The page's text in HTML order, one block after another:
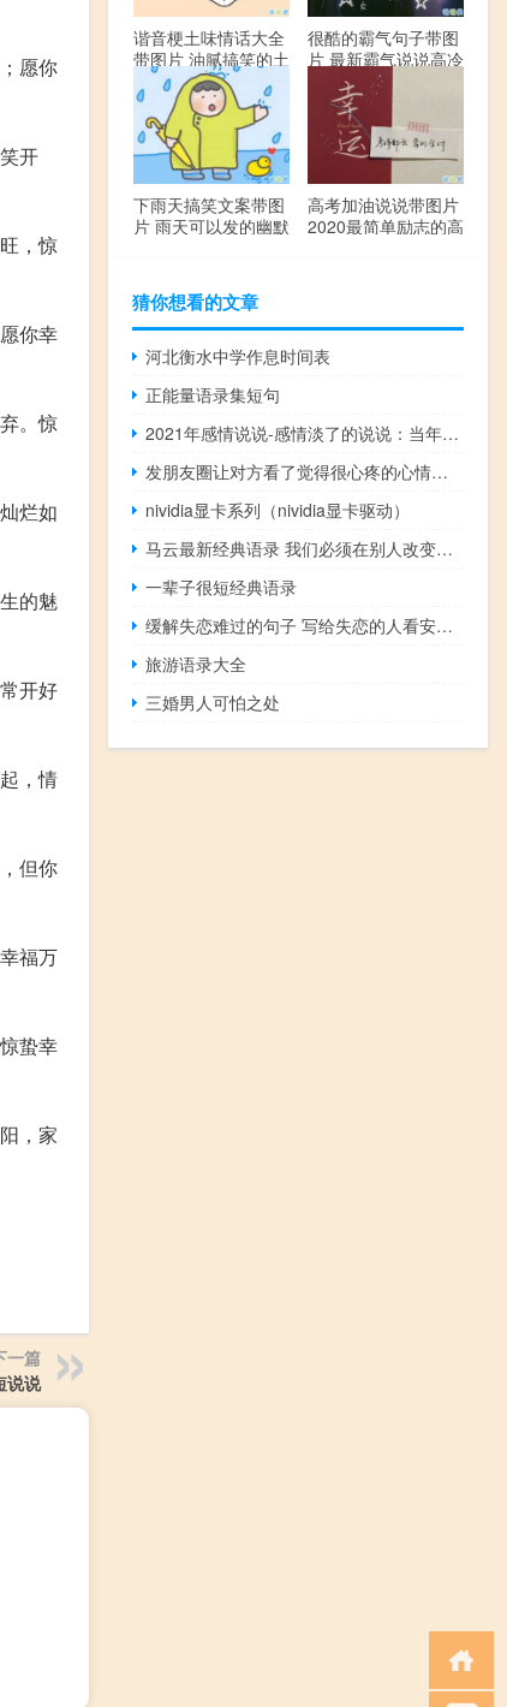
愿你
开
，惊
你幸
。惊
烂如
的魅
开好
，情
但你
福万
蛰幸
，家
一篇
说说
谐音梗土味情话大全
带图片 油腻搞笑的土
味情话
很酷的霸气句子带图
片 最新霸气说说高冷
下雨天搞笑文案带图
片 雨天可以发的幽默
高考加油说说带图片
2020最简单励志的高
猜你想看的文章
河北衡水中学作息时间表
正能量语录集短句
2021年感情说说-感情淡了的说说：当年打打闹闹，现在见面匆匆一笑
发朋友圈让对方看了觉得很心疼的心情说说 看完想哭的心情说说发朋友圈
nividia显卡系列（nividia显卡驱动）
马云最新经典语录 我们必须在别人改变之前先改变自己。
一辈子很短经典语录
缓解失恋难过的句子 写给失恋的人看安抚人心
旅游语录大全
三婚男人可怕之处